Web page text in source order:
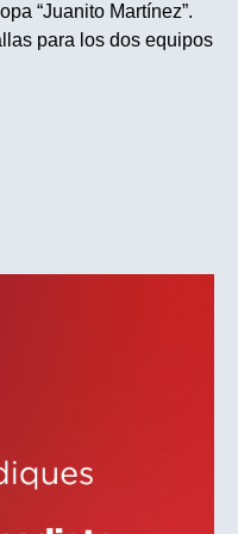
“Juanito Martínez”.
para los dos equipos